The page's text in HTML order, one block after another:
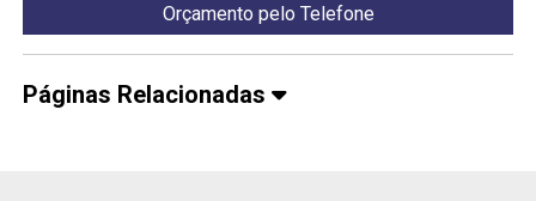
Orçamento pelo Telefone
Páginas Relacionadas